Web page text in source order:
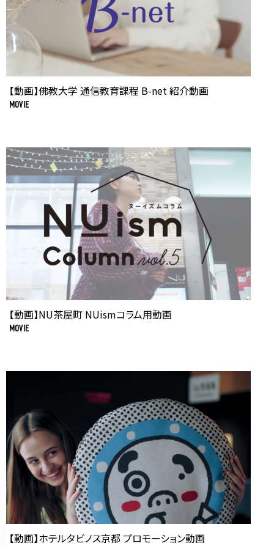
【動画】佛教大学 通信教育課程 B-net 紹介動画
MOVIE
【動画】NU茶屋町 NUismコラム用動画
MOVIE
【動画】ホテルタビノス京都 プロモーション動画